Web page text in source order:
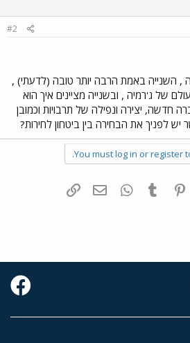
#2
, השנייה באמת הרבה יותר טובה (לדעתי) ,
של ג'רמיה , ובשנייה מציינים איך הוא
חדשה, יצירה ונפילה של תרבויות וכמובן
לפניך את הבחירה בין ביטחון לחירות?
You must log in or register
Pinterest
Tumblr
WhatsAppדואר אלקטרוני